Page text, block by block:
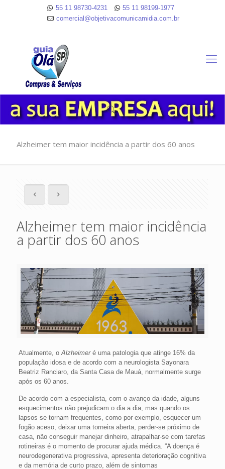
55 11 98730-4231
55 11 98199-1977
comercial@objetivacomunicamidia.com.br
Alzheimer tem maior incidência a partir dos 60 anos
Alzheimer tem maior incidência
a partir dos 60 anos
Atualmente, oAlzheimeré uma patologia que atinge 16% da
população idosa e de acordo com a neurologista Sayonara
Beatriz Ranciaro, da Santa Casa de Mauá, normalmente surge
após os 60 anos.
De acordo com a especialista, com o avanço da idade, alguns
esquecimentos não prejudicam o dia a dia, mas quando os
lapsos se tornam frequentes, como por exemplo, esquecer um
fogão aceso, deixar uma torneira aberta, perder-se próximo de
casa, não conseguir manejar dinheiro, atrapalhar-se com tarefas
rotineiras é o momento de procurar ajuda médica. “A doença é
neurodegenerativa progressiva, apresenta deterioração cognitiva
e da memória de curto prazo, além de sintomas